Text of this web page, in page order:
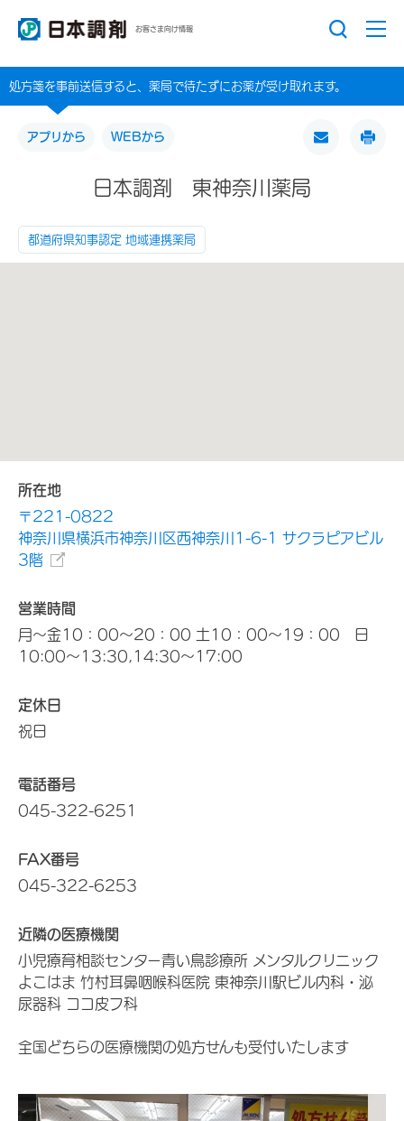
お客さま向け情報
処方箋を事前送信すると、薬局で待たずにお薬が受け取れます。
アプリから WEBから
日本調剤 東神奈川薬局
都道府県知事認定 地域連携薬局
所在地
〒221-0822
神奈川県横浜市神奈川区西神奈川1-6-1 サクラピアビル
3階
営業時間
月～金10：00～20：00 土10：00～19：00 日
10:00～13:30,14:30～17:00
定休日
祝日
電話番号
045-322-6251
FAX番号
045-322-6253
近隣の医療機関
小児療育相談センター青い鳥診療所 メンタルクリニック
よこはま 竹村耳鼻咽喉科医院 東神奈川駅ビル内科・泌
尿器科 ココ皮フ科
全国どちらの医療機関の処方せんも受付いたします